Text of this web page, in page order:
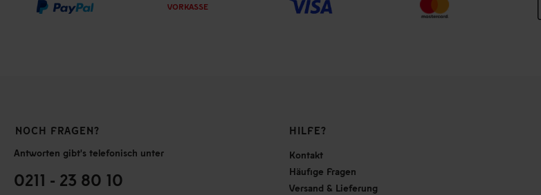
VORKASSE
NOCH FRAGEN?
Antworten gibt's telefonisch unter
0211 - 23 80 10
HILFE?
Kontakt
Häufige Fragen
Versand & Lieferung